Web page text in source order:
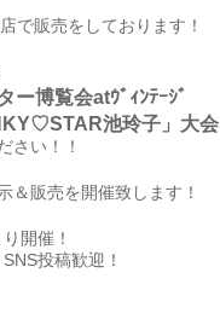
で販売をしております！
ー博覧会atｳﾞｨﾝﾃｰｼﾞ
池玲子」大会
さい！！
＆販売を開催致します！
開催！
投稿歓迎！